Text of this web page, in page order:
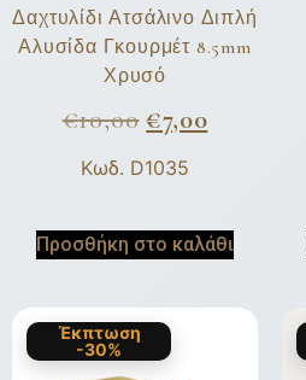
Δαχτυλίδι Ατσάλινο Διπλή
Αλυσίδα Γκουρμέτ 8.5mm
Χρυσό
€10,00 €7,00
Κωδ. D1035
Προσθήκη στο καλάθι
Έκπτωση
-30%